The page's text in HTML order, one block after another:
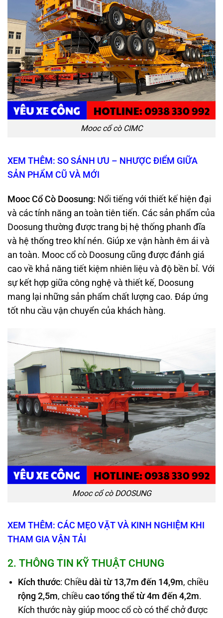
Mooc cổ cò CIMC
XEM THÊM: SO SÁNH ƯU – NHƯỢC ĐIỂM GIỮA
SẢN PHẨM CŨ VÀ MỚI
Mooc Cổ Cò Doosung: Nổi tiếng với thiết kế hiện đại
và các tính năng an toàn tiên tiến. Các sản phẩm của
Doosung thường được trang bị hệ thống phanh đĩa
và hệ thống treo khí nén. Giúp xe vận hành êm ái và
an toàn. Mooc cổ cò Doosung cũng được đánh giá
cao về khả năng tiết kiệm nhiên liệu và độ bền bỉ. Với
sự kết hợp giữa công nghệ và thiết kế, Doosung
mang lại những sản phẩm chất lượng cao. Đáp ứng
tốt nhu cầu vận chuyển của khách hàng.
Mooc cổ cò DOOSUNG
XEM THÊM: CÁC MẸO VẶT VÀ KINH NGHIỆM KHI
THAM GIA VẬN TẢI
2. THÔNG TIN KỸ THUẬT CHUNG
Kích thước: Chiều dài từ 13,7m đến 14,9m, chiều
rộng 2,5m, chiều cao tổng thể từ 4m đến 4,2m.
Kích thước này giúp mooc cổ cò có thể chở được